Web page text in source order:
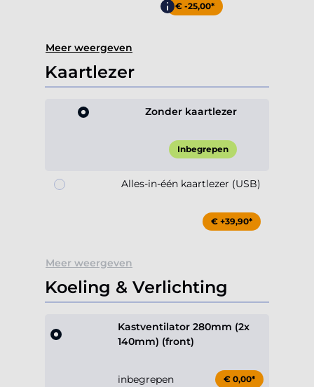
€ -25,00*
Meer weergeven
Kaartlezer
Zonder kaartlezer
Inbegrepen
Alles-in-één kaartlezer (USB)
€ +39,90*
Meer weergeven
Koeling & Verlichting
Kastventilator 280mm (2x
140mm) (front)
inbegrepen € 0,00*